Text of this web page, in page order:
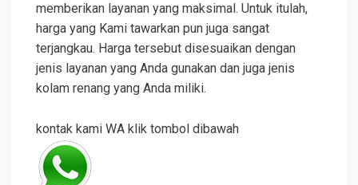
memberikan layanan yang maksimal. Untuk itulah,
harga yang Kami tawarkan pun juga sangat
terjangkau. Harga tersebut disesuaikan dengan
jenis layanan yang Anda gunakan dan juga jenis
kolam renang yang Anda miliki.
kontak kami WA klik tombol dibawah